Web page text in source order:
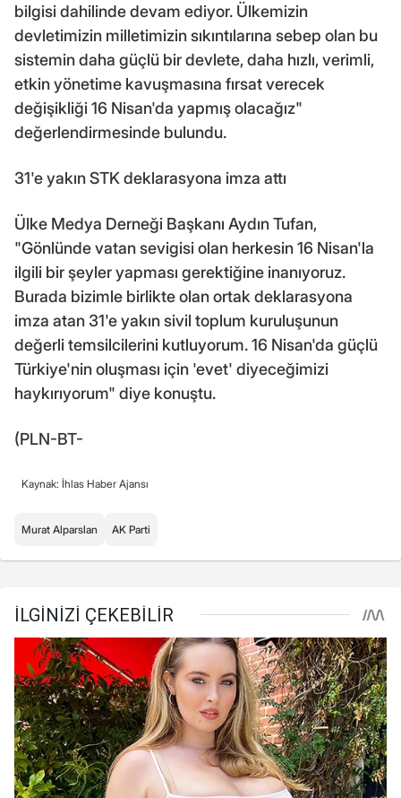
bilgisi dahilinde devam ediyor. Ülkemizin
devletimizin milletimizin sıkıntılarına sebep olan bu
sistemin daha güçlü bir devlete, daha hızlı, verimli,
etkin yönetime kavuşmasına fırsat verecek
değişikliği 16 Nisan'da yapmış olacağız"
değerlendirmesinde bulundu.
31'e yakın STK deklarasyona imza attı
Ülke Medya Derneği Başkanı Aydın Tufan,
"Gönlünde vatan sevigisi olan herkesin 16 Nisan'la
ilgili bir şeyler yapması gerektiğine inanıyoruz.
Burada bizimle birlikte olan ortak deklarasyona
imza atan 31'e yakın sivil toplum kuruluşunun
değerli temsilcilerini kutluyorum. 16 Nisan'da güçlü
Türkiye'nin oluşması için 'evet' diyeceğimizi
haykırıyorum" diye konuştu.
(PLN-BT-
Kaynak: İhlas Haber Ajansı
Murat Alparslan AK Parti